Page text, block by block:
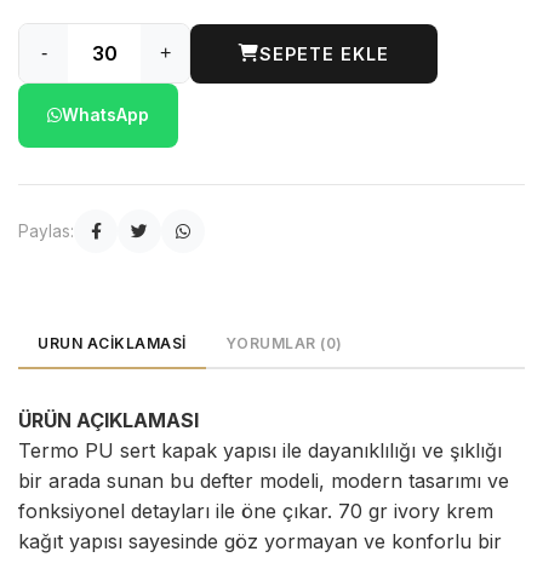
- + SEPETE EKLE
WhatsApp
Paylas:
URUN ACIKLAMASI YORUMLAR (0)
ÜRÜN AÇIKLAMASI
Termo PU sert kapak yapısı ile dayanıklılığı ve şıklığı
bir arada sunan bu defter modeli, modern tasarımı ve
fonksiyonel detayları ile öne çıkar. 70 gr ivory krem
kağıt yapısı sayesinde göz yormayan ve konforlu bir